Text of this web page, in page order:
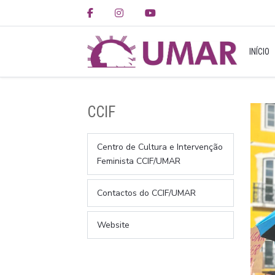
INÍCIO
CCIF
Centro de Cultura e Intervenção
Feminista CCIF/UMAR
Contactos do CCIF/UMAR
Website